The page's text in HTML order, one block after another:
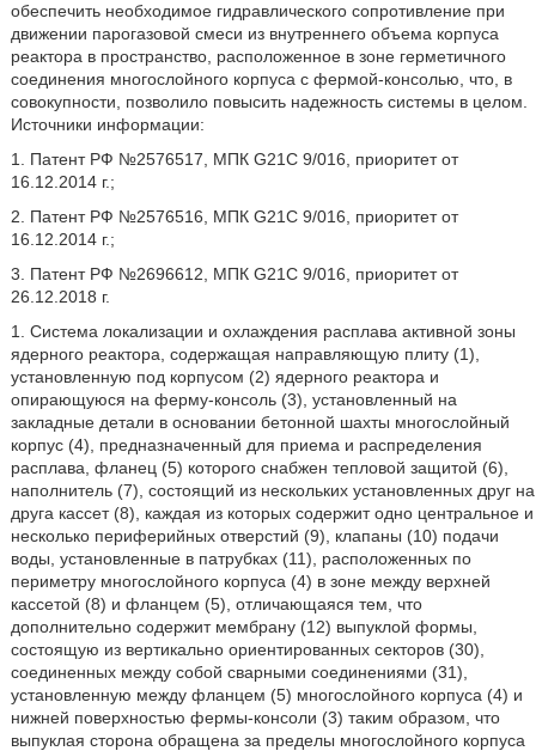
обеспечить необходимое гидравлического сопротивление при
движении парогазовой смеси из внутреннего объема корпуса
реактора в пространство, расположенное в зоне герметичного
соединения многослойного корпуса с фермой-консолью, что, в
совокупности, позволило повысить надежность системы в целом.
Источники информации:
1. Патент РФ №2576517, МПК G21C 9/016, приоритет от
16.12.2014 г.;
2. Патент РФ №2576516, МПК G21C 9/016, приоритет от
16.12.2014 г.;
3. Патент РФ №2696612, МПК G21C 9/016, приоритет от
26.12.2018 г.
1. Система локализации и охлаждения расплава активной зоны
ядерного реактора, содержащая направляющую плиту (1),
установленную под корпусом (2) ядерного реактора и
опирающуюся на ферму-консоль (3), установленный на
закладные детали в основании бетонной шахты многослойный
корпус (4), предназначенный для приема и распределения
расплава, фланец (5) которого снабжен тепловой защитой (6),
наполнитель (7), состоящий из нескольких установленных друг на
друга кассет (8), каждая из которых содержит одно центральное и
несколько периферийных отверстий (9), клапаны (10) подачи
воды, установленные в патрубках (11), расположенных по
периметру многослойного корпуса (4) в зоне между верхней
кассетой (8) и фланцем (5), отличающаяся тем, что
дополнительно содержит мембрану (12) выпуклой формы,
состоящую из вертикально ориентированных секторов (30),
соединенных между собой сварными соединениями (31),
установленную между фланцем (5) многослойного корпуса (4) и
нижней поверхностью фермы-консоли (3) таким образом, что
выпуклая сторона обращена за пределы многослойного корпуса